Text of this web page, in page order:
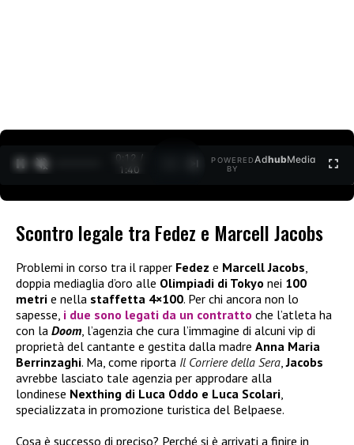
0:12 /
1:40
POWERED
BY
AdhubMedia
Scontro legale tra Fedez e Marcell Jacobs
Problemi in corso tra il rapper Fedez e Marcell Jacobs,
doppia mediaglia d’oro alle Olimpiadi di Tokyo nei 100
metri e nella staffetta 4×100. Per chi ancora non lo
sapesse, i due sono legati da un contratto che l’atleta ha
con la Doom, l’agenzia che cura l’immagine di alcuni vip di
proprietà del cantante e gestita dalla madre Anna Maria
Berrinzaghi. Ma, come riporta Il Corriere della Sera,Jacobs
avrebbe lasciato tale agenzia per approdare alla
londinese Nexthing di Luca Oddo e Luca Scolari,
specializzata in promozione turistica del Belpaese.
Cosa è successo di preciso? Perché si è arrivati a finire in